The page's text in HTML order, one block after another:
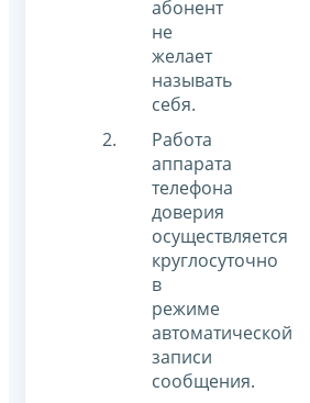
абонент
не
желает
называть
себя.
Работа
аппарата
телефона
доверия
осуществляется
круглосуточно
в
режиме
автоматической
записи
сообщения.